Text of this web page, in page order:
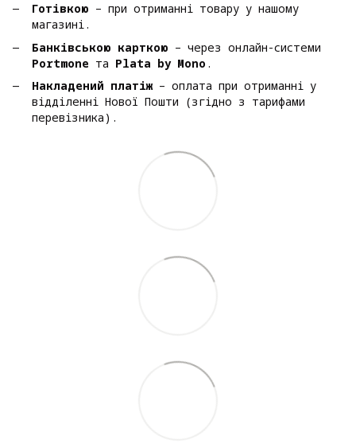
Готівкою – при отриманні товару у нашому
магазині.
Банківською карткою – через онлайн-системи
Portmone та Plata by Mono .
Накладений платіж– оплата при отриманні у
відділенні Нової Пошти (згідно з тарифами
перевізника).